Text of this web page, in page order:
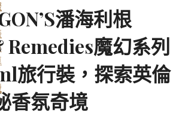
潘海利根
魔幻系列
旅行裝，探索英倫
香氛奇境